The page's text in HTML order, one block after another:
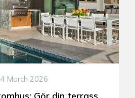
March 2026
Gör din terrass